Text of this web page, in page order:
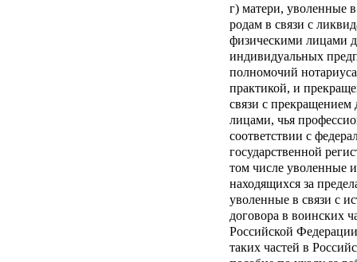
г) матери, уволенные
родам в связи с
физическими лицами
индивидуальных
полномочий
практикой, и
связи с
лицами, чья
соответствии с
государственной
том числе уволенные
находящихся за
уволенные в связи с
договора в воинских
Российской
таких частей в